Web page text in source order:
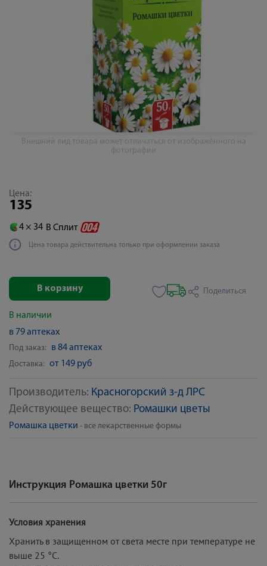
Внешний вид товара может отличаться от изображённого на
фотографии
Производитель: Красногорский з-д ЛРС
Действующее вещество: Ромашки цветы
Ромашка цветки - все лекарственные формы
Цена:
135
4 × 34 В Сплит
Цена товара действительна только при оформлении заказа
В корзину Поделиться
В наличии
в 79 аптеках
Под заказ: в 84 аптеках
Доставка: от 149 руб
Инструкция Ромашка цветки 50г
Условия хранения
Хранить в защищенном от света месте при температуре не
выше 25 °С.